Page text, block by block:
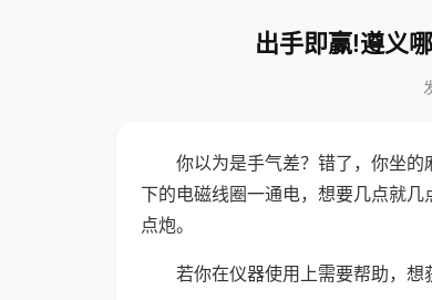
出手即赢!遵义
你以为是手气差？错了，你坐
下的电磁线圈一通电，想要几点就几
点炮。
若你在仪器使用上需要帮助，